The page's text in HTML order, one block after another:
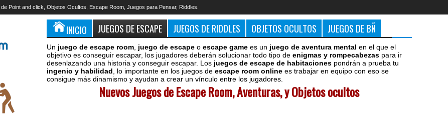
Point and click, Objetos Ocultos, Escape Room, Juegos para Pensar, Riddles.
INICIO JUEGOS DE ESCAPE JUEGOS DE RIDDLES OBJETOS OCULTOS JUEGOS DE BÑ
Un juego de escape room juego de escape o escape game es un juego de aventura mental en el que el
objetivo es conseguir escapar, los jugadores deberán solucionar todo tipo de enigmas y rompecabezas para ir
desenlazando una historia y conseguir escapar. Los juegos de escape de habitaciones pondrán a prueba tu
ingenio y habilidad , lo importante en los juegos de escape room online es trabajar en equipo con eso se
consigue más dinamismo y ayudan a crear un vínculo entre los jugadores.
Nuevos Juegos de Escape Room, Aventuras, y Objetos ocultos